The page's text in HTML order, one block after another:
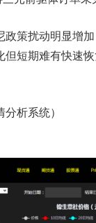
策扰动明显增加
短期难有快速
分析系统）